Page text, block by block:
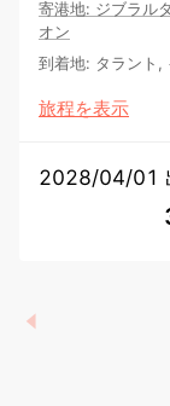
寄港地: ジブラル
オン
到着地: タラント,
旅程を表示
2028/04/01